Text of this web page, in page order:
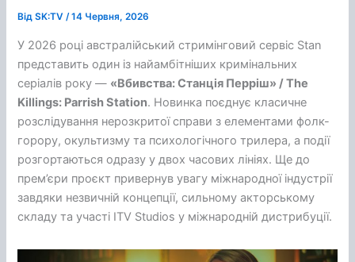
ВідSK:TV/14 Червня, 2026
У 2026 році австралійський стримінговий сервіс Stan
представить один із найамбітніших кримінальних
серіалів року — «Вбивства: Станція Перріш» / The
Killings: Parrish Station. Новинка поєднує класичне
розслідування нерозкритої справи з елементами фолк-
горору, окультизму та психологічного трилера, а події
розгортаються одразу у двох часових лініях. Ще до
прем’єри проєкт привернув увагу міжнародної індустрії
завдяки незвичній концепції, сильному акторському
складу та участі ITV Studios у міжнародній дистрибуції.